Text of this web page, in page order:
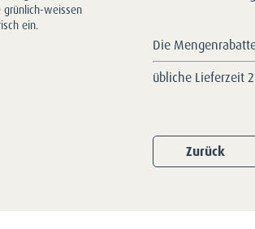
grünlich-weissen
ein.
Die
übliche Lieferzeit
Zurück